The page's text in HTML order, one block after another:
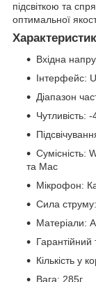
підсвіткою та
оптимальної
Вхідна
Інтерфейс:
Діапазон
Чутливість:
Сумісність:
та Mac
Мікрофон:
Сила
Матеріали:
Гарантійний
Кількість у
Вага: 285г